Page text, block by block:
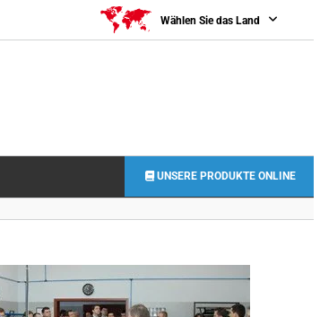
Wählen Sie das Land
UNSERE PRODUKTE ONLINE